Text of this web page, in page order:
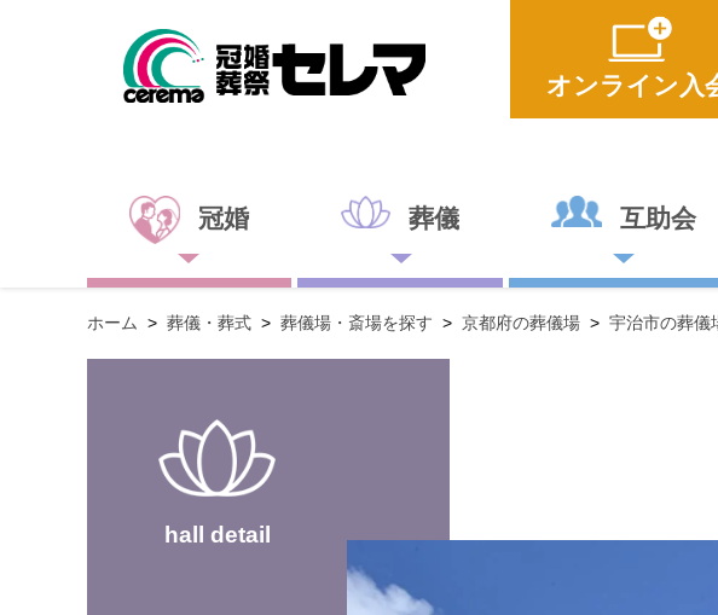
オンライン入
冠婚 葬儀 互助会
ホーム > 葬儀・葬式 > 葬儀場・斎場を探す > 京都府の葬儀場 > 宇治市の葬儀
hall detail